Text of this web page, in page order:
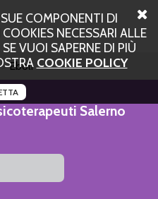
COMPONENTI DI
NECESSARI ALLE
VUOI SAPERNE DI PIÙ
COOKIE POLICY
Eboli
Salerno